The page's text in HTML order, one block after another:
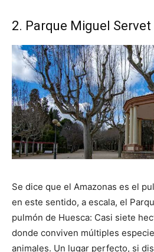
2. Parque Miguel Servet
Se dice que el Amazonas es el
en este sentido, a escala, el
pulmón de Huesca: Casi siete
donde conviven múltiples
animales. Un lugar perfecto, si